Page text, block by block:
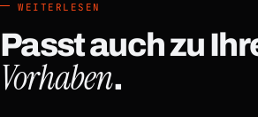
WEITERLESEN
Passt auch zu
Vorhaben.